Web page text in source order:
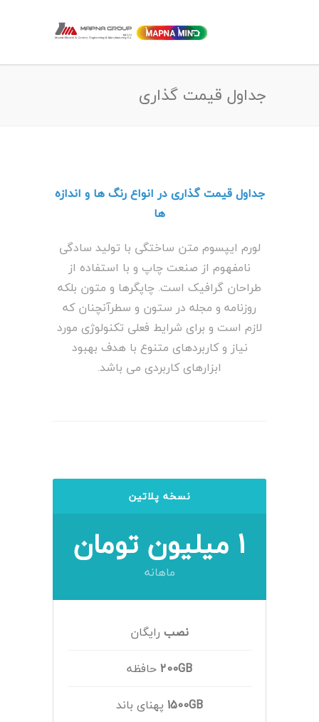
جداول قیمت گذاری
جداول قیمت گذاری در انواع رنگ ها و اندازه
ها
لورم ایپسوم متن ساختگی با تولید سادگی
نامفهوم از صنعت چاپ و با استفاده از
طراحان گرافیک است. چاپگرها و متون بلکه
روزنامه و مجله در ستون و سطرآنچنان که
لازم است و برای شرایط فعلی تکنولوژی مورد
نیاز و کاربردهای متنوع با هدف بهبود
ابزارهای کاربردی می باشد.
نسخه پلاتین
1 میلیون تومان
ماهانه
نصب رایگان
200GBحافظه
1500GB پهنای باند